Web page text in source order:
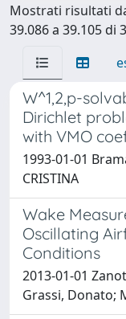
Mostrati risultati
39.086 a 39.105 di
W^1,2,p-
Dirichlet
with VMO
1993-01-01
CRISTINA
Wake
Oscillating
Conditions
2013-01-01
Grassi, Donato;